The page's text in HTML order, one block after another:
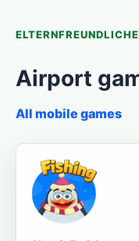
Airport
All mobile games